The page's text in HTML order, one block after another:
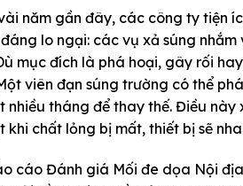
năm gần đây, các công ty tiện
lo ngại: các vụ xả súng
mục đích là phá hoại, gây rối
viên đạn súng trường có thể
nhiều tháng để thay thế. Điều
khi chất lỏng bị mất, thiết bị sẽ
cáo Đánh giá Mối đe dọa Nội